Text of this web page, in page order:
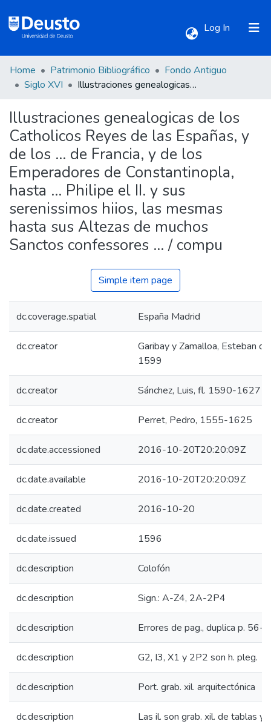
Log In (current)
Communities & Collections
All of DSpace
Statistics
Home Patrimonio Bibliográfico
Fondo Antiguo
Siglo XVI
Illustraciones genealogicas de los Catholicos Reyes de las Españas, y de los ... de Francia, y de los Emperadores de Constantinopla, hasta ... Philipe el II. y sus serenissimos hiios, las mesmas hasta sus Altezas de muchos Sanctos confessores ... / compu
Illustraciones genealogicas de los
Catholicos Reyes de las Españas, y
de los ... de Francia, y de los
Emperadores de Constantinopla,
hasta ... Philipe el II. y sus
serenissimos hiios, las mesmas
hasta sus Altezas de muchos
Sanctos confessores ... / compu
Simple item page
dc.coverage.spatial España Madrid
dc.creator
Garibay y Zamalloa, Esteban
1599
dc.creator Sánchez, Luis, fl. 1590-1627
dc.creator Perret, Pedro, 1555-1625
dc.date.accessioned 2016-10-20T20:20:09Z
dc.date.available 2016-10-20T20:20:09Z
dc.date.created 2016-10-20
dc.date.issued 1596
dc.description Colofón
dc.description Sign.: A-Z4, 2A-2P4
dc.description Errores de pag., duplica p. 56-
dc.description G2, I3, X1 y 2P2 son h. pleg.
dc.description Port. grab. xil. arquitectónica
dc.description
Las il. son grab. xil. de tablas y